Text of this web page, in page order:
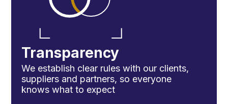
Transparency
We establish clear rules with our clients,
suppliers and partners, so everyone
knows what to expect